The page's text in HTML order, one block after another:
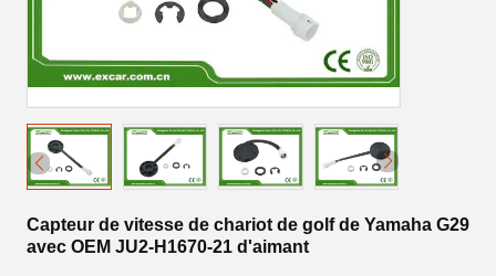
Capteur de vitesse de chariot de golf de Yamaha G29
avec OEM JU2-H1670-21 d'aimant